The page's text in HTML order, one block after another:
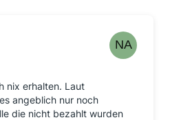
nix erhalten. Laut
angeblich nur noch
die nicht bezahlt wurden